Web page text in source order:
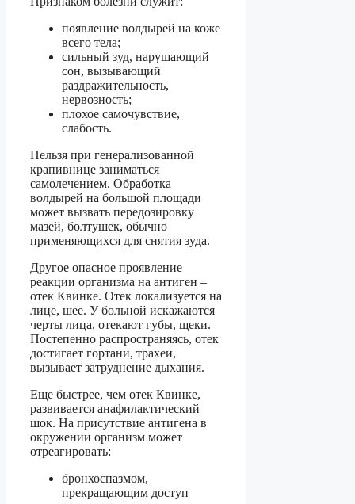
появление волдырей на коже
всего тела;
сильный зуд, нарушающий
сон, вызывающий
раздражительность,
нервозность;
плохое самочувствие,
слабость.
Нельзя при генерализованной
крапивнице заниматься
самолечением. Обработка
волдырей на большой площади
может вызвать передозировку
мазей, болтушек, обычно
применяющихся для снятия зуда.
Другое опасное проявление
реакции организма на антиген –
отек Квинке. Отек локализуется на
лице, шее. У больной искажаются
черты лица, отекают губы, щеки.
Постепенно распространяясь, отек
достигает гортани, трахеи,
вызывает затруднение дыхания.
Еще быстрее, чем отек Квинке,
развивается анафилактический
шок. На присутствие антигена в
окружении организм может
отреагировать:
бронхоспазмом,
прекращающим доступ